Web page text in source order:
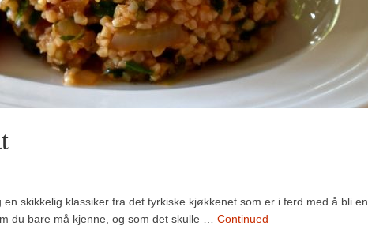
skikkelig klassiker fra det tyrkiske kjøkkenet som er i ferd med å bli en
du bare må kjenne, og som det skulle … Continued